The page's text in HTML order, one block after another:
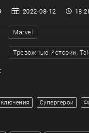
2022-08-12
Marvel
Тревожные Истории.
Супергерои